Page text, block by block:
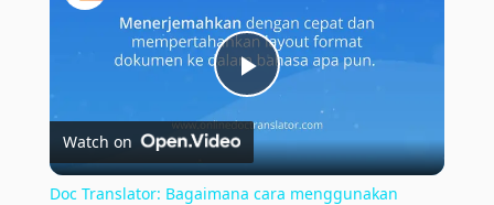
Play
Video
Watch on
Doc Translator: Bagaimana cara menggunakan